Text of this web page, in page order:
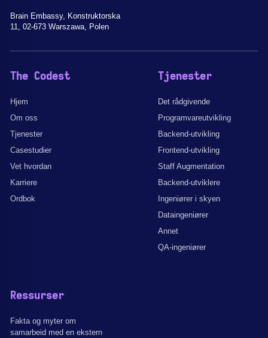
Brain Embassy, Konstruktorska
11, 02-673 Warszawa, Polen
The Codest
Hjem
Om oss
Tjenester
Casestudier
Vet hvordan
Karriere
Ordbok
Tjenester
Det rådgivende
Programvareutvikling
Backend-utvikling
Frontend-utvikling
Staff Augmentation
Backend-utviklere
Ingeniører i skyen
Dataingeniører
Annet
QA-ingeniører
Ressurser
Fakta og myter om
samarbeid med en ekstern